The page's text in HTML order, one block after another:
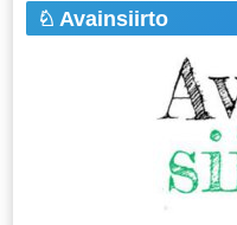
Avainsiirto